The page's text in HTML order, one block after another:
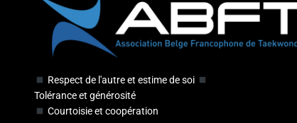
Respect de l'autre et estime de soi
Tolérance et générosité
Courtoisie et coopération